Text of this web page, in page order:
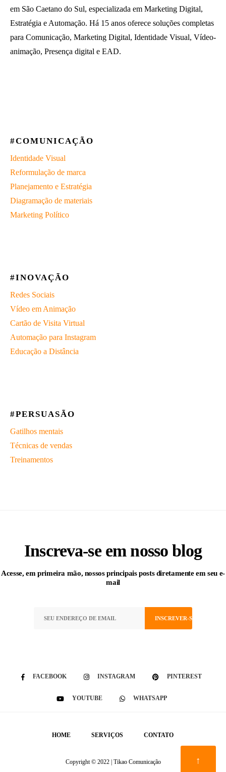
em São Caetano do Sul, especializada em Marketing Digital,
Estratégia e Automação. Há 15 anos oferece soluções completas
para Comunicação, Marketing Digital, Identidade Visual, Vídeo-
animação, Presença digital e EAD.
#COMUNICAÇÃO
Identidade Visual
Reformulação de marca
Planejamento e Estratégia
Diagramação de materiais
Marketing Político
#INOVAÇÃO
Redes Sociais
Vídeo em Animação
Cartão de Visita Virtual
Automação para Instagram
Educação a Distância
#PERSUASÃO
Gatilhos mentais
Técnicas de vendas
Treinamentos
Inscreva-seem nosso blog
Acesse, em primeira mão, nossos principais posts diretamente em seu e-
mail
FACEBOOK INSTAGRAM PINTEREST
YOUTUBE WHATSAPP
HOME SERVIÇOS CONTATO
Copyright © 2022 | Tikao Comunicação ↑